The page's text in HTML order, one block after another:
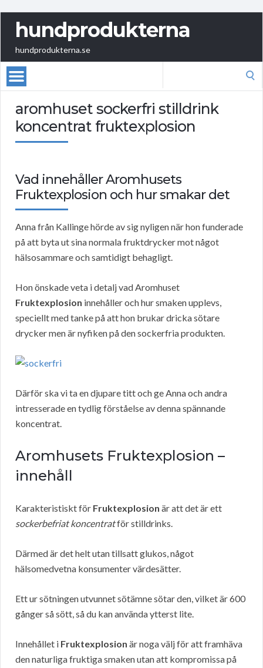
hundprodukterna
hundprodukterna.se
aromhuset sockerfri stilldrink
koncentrat fruktexplosion
Vad innehåller Aromhusets
Fruktexplosion och hur smakar det
Anna från Kallinge hörde av sig nyligen när hon funderade
på att byta ut sina normala fruktdrycker mot något
hälsosammare och samtidigt behagligt.
Hon önskade veta i detalj vad Aromhuset
Fruktexplosion innehåller och hur smaken upplevs,
speciellt med tanke på att hon brukar dricka sötare
drycker men är nyfiken på den sockerfria produkten.
Därför ska vi ta en djupare titt och ge Anna och andra
intresserade en tydlig förståelse av denna spännande
koncentrat.
Aromhusets Fruktexplosion –
innehåll
Karakteristiskt för Fruktexplosion är att det är ett
sockerbefriat koncentratför stilldrinks.
Därmed är det helt utan tillsatt glukos, något
hälsomedvetna konsumenter värdesätter.
Ett ur sötningen utvunnet sötämne sötar den, vilket är 600
gånger så sött, så du kan använda ytterst lite.
Innehållet i Fruktexplosion är noga välj för att framhäva
den naturliga fruktiga smaken utan att kompromissa på